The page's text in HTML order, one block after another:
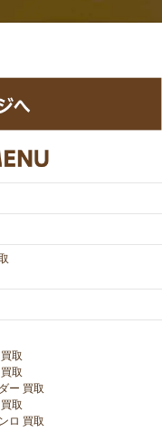
取
取
ー 買取
取
ロ 買取